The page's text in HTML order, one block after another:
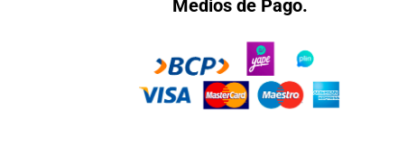
Medios de Pago.